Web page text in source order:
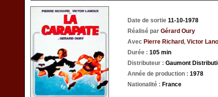
Date de sortie 11-10-1978
Réalisé par Gérard Oury
Avec Pierre Richard, Victor
Durée : 105 min
Distributeur : Gaumont
Année de production : 1978
Nationalité : France